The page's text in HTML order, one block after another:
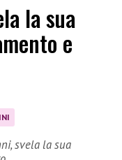
la sua
e
svela la sua